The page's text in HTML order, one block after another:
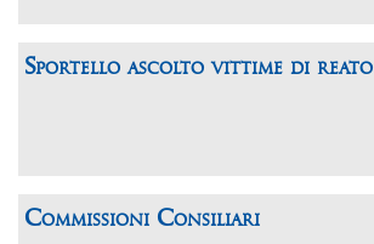
Sportello ascolto vittime di reato
Commissioni Consiliari